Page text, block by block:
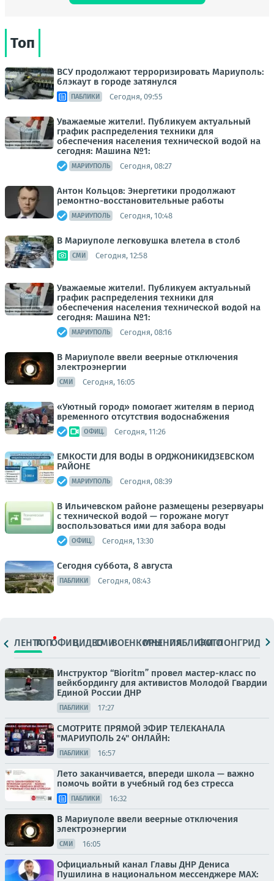
Топ
ВСУ продолжают терроризировать Мариуполь:
блэкаут в городе затянулся
ПАБЛИКИ Сегодня, 09:55
Уважаемые жители!. Публикуем актуальный
график распределения техники для
обеспечения населения технической водой на
сегодня: Машина №1:
МАРИУПОЛЬ Сегодня, 08:27
Антон Кольцов: Энергетики продолжают
ремонтно-восстановительные работы
МАРИУПОЛЬ Сегодня, 10:48
В Мариуполе легковушка влетела в столб
СМИ Сегодня, 12:58
Уважаемые жители!. Публикуем актуальный
график распределения техники для
обеспечения населения технической водой на
сегодня: Машина №1:
МАРИУПОЛЬ Сегодня, 08:16
В Мариуполе ввели веерные отключения
электроэнергии
СМИ Сегодня, 16:05
«Уютный город» помогает жителям в период
временного отсутствия водоснабжения
ОФИЦ. Сегодня, 11:26
ЕМКОСТИ ДЛЯ ВОДЫ В ОРДЖОНИКИДЗЕВСКОМ
РАЙОНЕ
МАРИУПОЛЬ Сегодня, 08:39
В Ильичевском районе размещены резервуары
с технической водой — горожане могут
воспользоваться ими для забора воды
ОФИЦ. Сегодня, 13:30
Сегодня суббота, 8 августа
ПАБЛИКИ Сегодня, 08:43
ЛЕНТАТОПОФИЦ.ВИДЕОСМИВОЕНКОРЫМНЕНИЯПАБЛИКИ
ФОТОЛОНГРИДЫ
Инструктор “Bioritm” провел мастер-класс по
вейкбордингу для активистов Молодой Гвардии
Единой России ДНР
ПАБЛИКИ 17:27
СМОТРИТЕ ПРЯМОЙ ЭФИР ТЕЛЕКАНАЛА
"МАРИУПОЛЬ 24" ОНЛАЙН:
ПАБЛИКИ 16:57
Лето заканчивается, впереди школа — важно
помочь войти в учебный год без стресса
ПАБЛИКИ 16:32
В Мариуполе ввели веерные отключения
электроэнергии
СМИ 16:05
Официальный канал Главы ДНР Дениса
Пушилина в национальном мессенджере MAX: